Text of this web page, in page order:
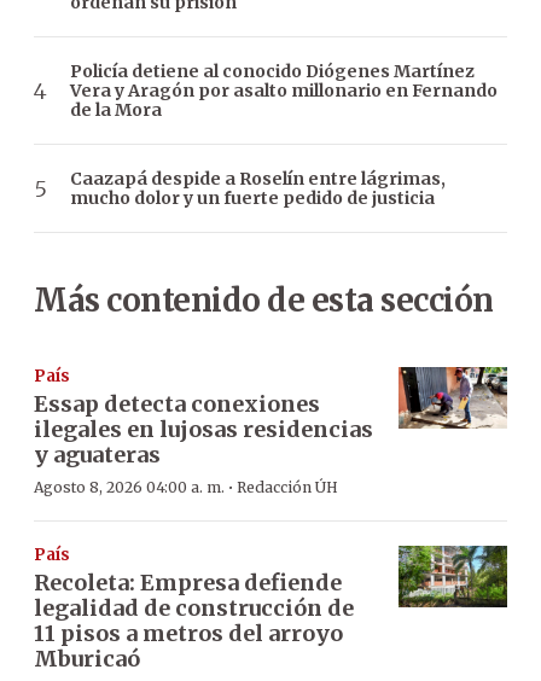
Policía detiene al conocido Diógenes Martínez
Vera y Aragón por asalto millonario en Fernando
de la Mora
Caazapá despide a Roselín entre lágrimas,
mucho dolor y un fuerte pedido de justicia
Más contenido de esta sección
País
Essap detecta conexiones
ilegales en lujosas residencias
y aguateras
Agosto 8, 2026 04:00 a. m. · Redacción ÚH
País
Recoleta: Empresa defiende
legalidad de construcción de
11 pisos a metros del arroyo
Mburicaó